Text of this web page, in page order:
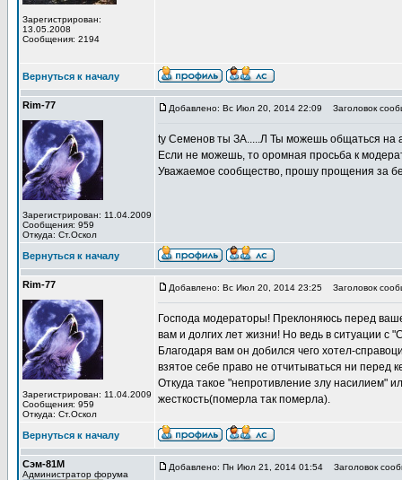
Зарегистрирован:
13.05.2008
Сообщения: 2194
Вернуться к началу
Rim-77
Зарегистрирован: 11.04.2009
Сообщения: 959
Откуда: Ст.Оскол
Добавлено: Вс Июл 20, 2014 22:09 Заголовок
ty Семенов ты ЗА.....Л Ты можешь общаться на
Если не можешь, то оромная просьба к
Уважаемое сообщество, прошу прощения за
Вернуться к началу
Rim-77
Зарегистрирован: 11.04.2009
Сообщения: 959
Откуда: Ст.Оскол
Добавлено: Вс Июл 20, 2014 23:25 Заголовок
Господа модераторы! Преклоняюсь перед
вам и долгих лет жизни! Но ведь в ситуации с
Благодаря вам он добился чего хотел-
взятое себе право не отчитываться ни перед
Откуда такое "непротивление злу насилием"
жесткость(померла так померла).
Вернуться к началу
Сэм-81М
Администратор форума
Добавлено: Пн Июл 21, 2014 01:54 Заголовок